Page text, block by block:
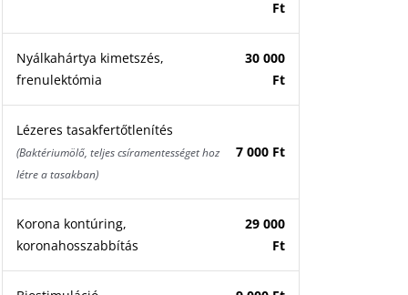
Ft
Nyálkahártya kimetszés,
frenulektómia
30 000
Ft
Lézeres tasakfertőtlenítés
(Baktériumölő, teljes csíramentességet hoz
létre a tasakban)
7 000 Ft
Korona kontúring,
koronahosszabbítás
29 000
Ft